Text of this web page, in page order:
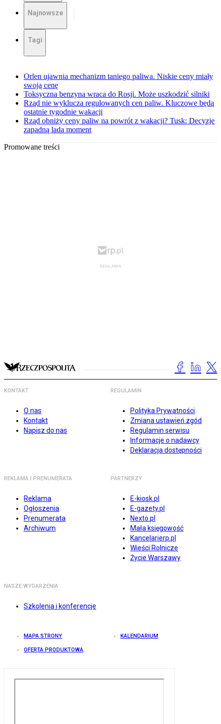
Najnowsze
Tagi
Orlen ujawnia mechanizm taniego paliwa. Niskie ceny miały
swoją cenę
Toksyczna benzyna wraca do Rosji. Może uszkodzić silniki
Rząd nie wyklucza regulowanych cen paliw. Kluczowe będą
ostatnie tygodnie wakacji
Rząd obniży ceny paliw na powrót z wakacji? Tusk: Decyzje
zapadną lada moment
Promowane treści
KONTAKT
O nas
Kontakt
Napisz do nas
REGULAMIN
Polityka Prywatności
Zmiana ustawień zgód
Regulamin serwisu
Informacje o nadawcy
Deklaracja dostępności
REKLAMA I PRENUMERATA
Reklama
Ogłoszenia
Prenumerata
Archiwum
PARTNERZY
E-kiosk.pl
E-gazety.pl
Nexto.pl
Mała księgowość
Kancelarierp.pl
Wieści Rolnicze
Życie Warszawy
NASZE WYDARZENIA
Szkolenia i konferencje
MAPA STRONY KALENDARIUM
OFERTA PRODUKTOWA